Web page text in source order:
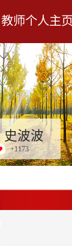
教师个人主页
史波波
+1173